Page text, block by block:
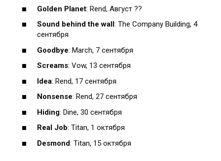
Golden Planet: Rend, Август ??
Sound behind the wall: The Company Building, 4
сентября
Goodbye: March, 7 сентября
Screams: Vow, 13 сентября
Idea: Rend, 17 сентября
Nonsense: Rend, 27 сентября
Hiding: Dine, 30 сентября
Real Job: Titan, 1 октября
Desmond: Titan, 15 октября